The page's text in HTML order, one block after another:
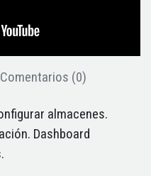
Comentarios (0)
almacenes.
Dashboard